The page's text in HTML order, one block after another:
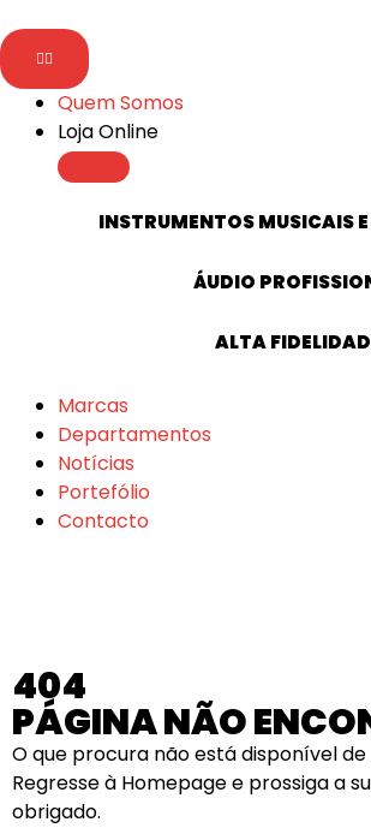
Quem Somos
Loja Online
INSTRUMENTOS MUSICAIS
ÁUDIO
ALTA
Marcas
Departamentos
Notícias
Portefólio
Contacto
404
PÁGINA NÃO
O que procura não está disponível
Regresse à Homepage e prossiga a
obrigado.